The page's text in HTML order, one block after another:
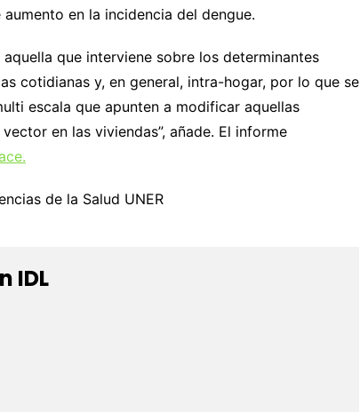
en la incidencia del dengue.
que interviene sobre los determinantes
cotidianas y, en general, intra-hogar, por lo que se
escala que apunten a modificar aquellas
en las viviendas”, añade. El informe
de la Salud UNER
IDL